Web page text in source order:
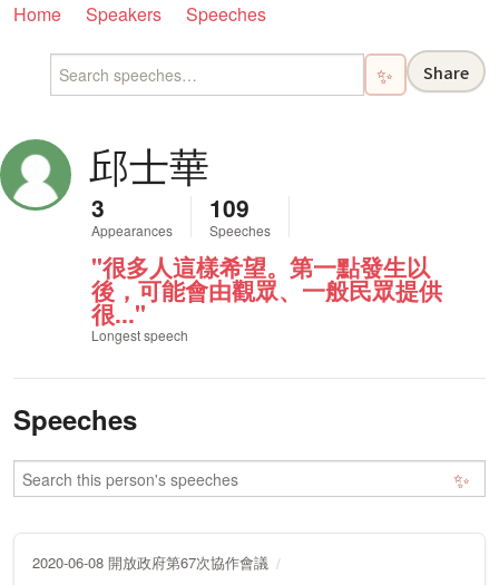
Home Speakers Speeches
✨ Share
邱士華
3
Appearances
109
Speeches
"很多人這樣希望。第一點發生以
後，可能會由觀眾、一般民眾提供
很..."
Longest speech
Speeches
✨
2020-06-08 開放政府第67次協作會議